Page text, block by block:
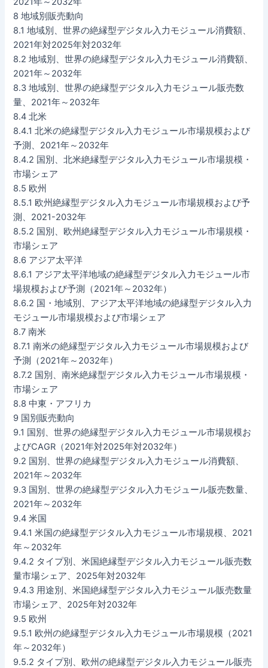
8 地域別販売動向
8.1 地域別、世界の絶縁型デジタル入力モジュール消費額、
2021年対2025年対2032年
8.2 地域別、世界の絶縁型デジタル入力モジュール消費額、
2021年～2032年
8.3 地域別、世界の絶縁型デジタル入力モジュール販売数
量、2021年～2032年
8.4 北米
8.4.1 北米の絶縁型デジタル入力モジュール市場規模および
予測、2021年～2032年
8.4.2 国別、北米絶縁型デジタル入力モジュール市場規模・
市場シェア
8.5 欧州
8.5.1 欧州絶縁型デジタル入力モジュール市場規模および予
測、2021-2032年
8.5.2 国別、欧州絶縁型デジタル入力モジュール市場規模・
市場シェア
8.6 アジア太平洋
8.6.1 アジア太平洋地域の絶縁型デジタル入力モジュール市
場規模および予測（2021年～2032年）
8.6.2 国・地域別、アジア太平洋地域の絶縁型デジタル入力
モジュール市場規模および市場シェア
8.7 南米
8.7.1 南米の絶縁型デジタル入力モジュール市場規模および
予測（2021年～2032年）
8.7.2 国別、南米絶縁型デジタル入力モジュール市場規模・
市場シェア
8.8 中東・アフリカ
9 国別販売動向
9.1 国別、世界の絶縁型デジタル入力モジュール市場規模お
よびCAGR（2021年対2025年対2032年）
9.2 国別、世界の絶縁型デジタル入力モジュール消費額、
2021年～2032年
9.3 国別、世界の絶縁型デジタル入力モジュール販売数量、
2021年～2032年
9.4 米国
9.4.1 米国の絶縁型デジタル入力モジュール市場規模、2021
年～2032年
9.4.2 タイプ別、米国絶縁型デジタル入力モジュール販売数
量市場シェア、2025年対2032年
9.4.3 用途別、米国絶縁型デジタル入力モジュール販売数量
市場シェア、2025年対2032年
9.5 欧州
9.5.1 欧州の絶縁型デジタル入力モジュール市場規模（2021
年～2032年）
9.5.2 タイプ別、欧州の絶縁型デジタル入力モジュール販売